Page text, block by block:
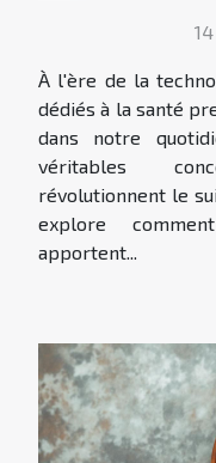
le suivi de
À l'ère de la
dédiés à la santé
dans notre
véritables
révolutionnent le
explore
apportent...